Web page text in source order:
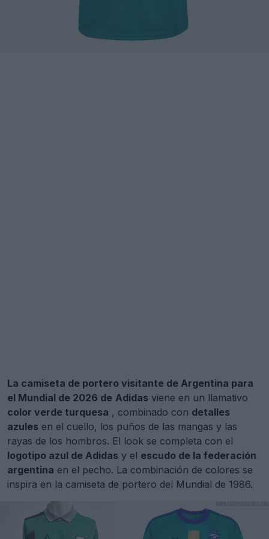
La camiseta de portero visitante de Argentina para
el Mundial de 2026 de Adidas viene en un llamativo
color verde turquesa , combinado con detalles
azules en el cuello, los puños de las mangas y las
rayas de los hombros. El look se completa con el
logotipo azul de Adidas y el escudo de la federación
argentina en el pecho. La combinación de colores se
inspira en la camiseta de portero del Mundial de 1986.